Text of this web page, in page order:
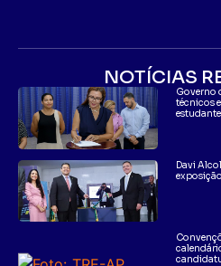
NOTÍCIAS
Governo
técnicos
Davi